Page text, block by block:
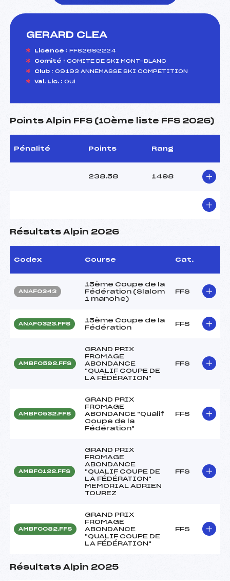
GERARD CLEA
Licence : FFS2692224
Comité : COMITE DE SKI MONT-BLANC
Club : 09193 ANNEMASSE SKI COMPETITION
Val. Lic. : Oui
Points Alpin FFS (10ème liste FFS 2026)
Pénalité Points Rang
238.58 1498
Résultats Alpin 2026
Codex Course Cat.
ANAF0343
15ème Coupe de la
Fédération (Slalom
1 manche)
FFS
ANAF0323.FFS
15ème Coupe de la
Fédération
FFS
AMBF0592.FFS
GRAND PRIX
FROMAGE
ABONDANCE
"QUALIF COUPE DE
LA FÉDÉRATION"
FFS
AMBF0532.FFS
GRAND PRIX
FROMAGE
ABONDANCE "Qualif
Coupe de la
Fédération"
FFS
AMBF0122.FFS
GRAND PRIX
FROMAGE
ABONDANCE
"QUALIF COUPE DE
LA FÉDÉRATION"
MEMORIAL ADRIEN
TOUREZ
FFS
AMBF0082.FFS
GRAND PRIX
FROMAGE
ABONDANCE
"QUALIF COUPE DE
LA FÉDÉRATION"
FFS
Résultats Alpin 2025